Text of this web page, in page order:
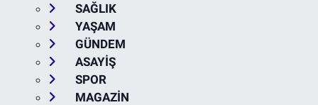
SAĞLIK
YAŞAM
GÜNDEM
ASAYİŞ
SPOR
MAGAZİN